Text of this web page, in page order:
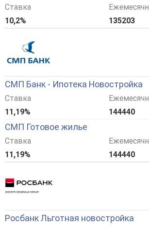
Ставка
10,2%
135203
СМП Банк - Ипотека Новостройка
Ставка
11,19%
144440
СМП Готовое жилье
Ставка
11,19%
144440
Росбанк Льготная новостройка